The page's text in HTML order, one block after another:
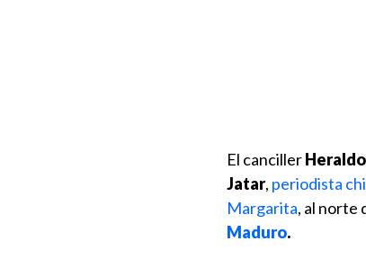
El canciller
Jatar, periodista
Margarita, al norte
Maduro.